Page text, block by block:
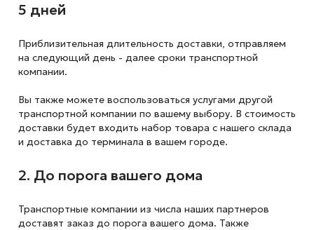
5 дней
Приблизительная длительность доставки, отправляем
на следующий день - далее сроки транспортной
компании.
Вы также можете воспользоваться услугами другой
транспортной компании по вашему выбору. В стоимость
доставки будет входить набор товара с нашего склада
и доставка до терминала в вашем городе.
2. До порога вашего дома
Транспортные компании из числа наших партнеров
доставят заказ до порога вашего дома. Также